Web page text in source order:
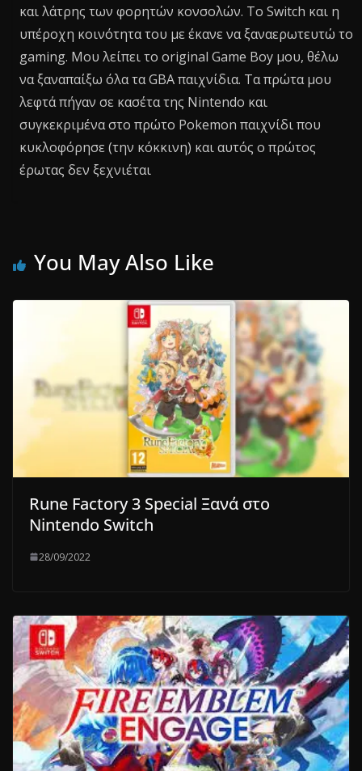
και λάτρης των φορητών κονσολών. Το Switch και η
υπέροχη κοινότητα του με έκανε να ξαναερωτευτώ το
gaming. Μου λείπει το original Game Boy μου, θέλω
να ξαναπαίξω όλα τα GBA παιχνίδια. Τα πρώτα μου
λεφτά πήγαν σε κασέτα της Nintendo και
συγκεκριμένα στο πρώτο Pokemon παιχνίδι που
κυκλοφόρησε (την κόκκινη) και αυτός ο πρώτος
έρωτας δεν ξεχνιέται
You May Also Like
Rune Factory 3 Special Ξανά στο
Nintendo Switch
28/09/2022